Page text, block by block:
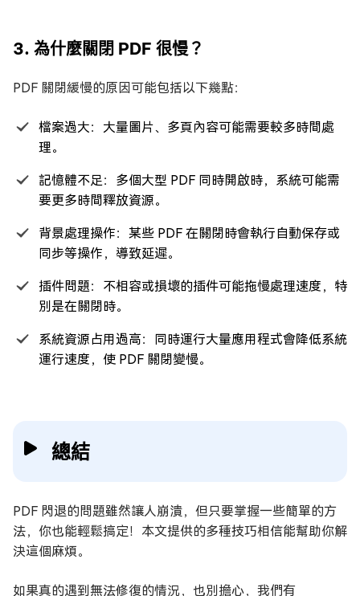
3. 為什麼關閉 PDF 很慢？
PDF 關閉緩慢的原因可能包括以下幾點：
檔案過大：大量圖片、多頁內容可能需要較多時間處
理。
記憶體不足：多個大型 PDF 同時開啟時，系統可能需
要更多時間釋放資源。
背景處理操作：某些 PDF 在關閉時會執行自動保存或
同步等操作，導致延遲。
插件問題：不相容或損壞的插件可能拖慢處理速度，特
別是在關閉時。
系統資源占用過高：同時運行大量應用程式會降低系統
運行速度，使 PDF 關閉變慢。
總結
PDF 閃退的問題雖然讓人崩潰，但只要掌握一些簡單的方
法，你也能輕鬆搞定！本文提供的多種技巧相信能幫助你解
決這個麻煩。
如果真的遇到無法修復的情況，也別擔心，我們有